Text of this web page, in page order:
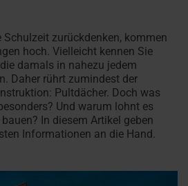
Smart Home
Pflege und Wartung
Tageslichtberater
mit
Flachdachausstiege
Kniestocktüren
Schulzeit zurückdenken, kommen
hoch. Vielleicht kennen Sie
damals in nahezu jedem
Daher rührt zumindest der
Pultdächer. Doch was
Und warum lohnt es
In diesem Artikel geben
Informationen an die Hand.